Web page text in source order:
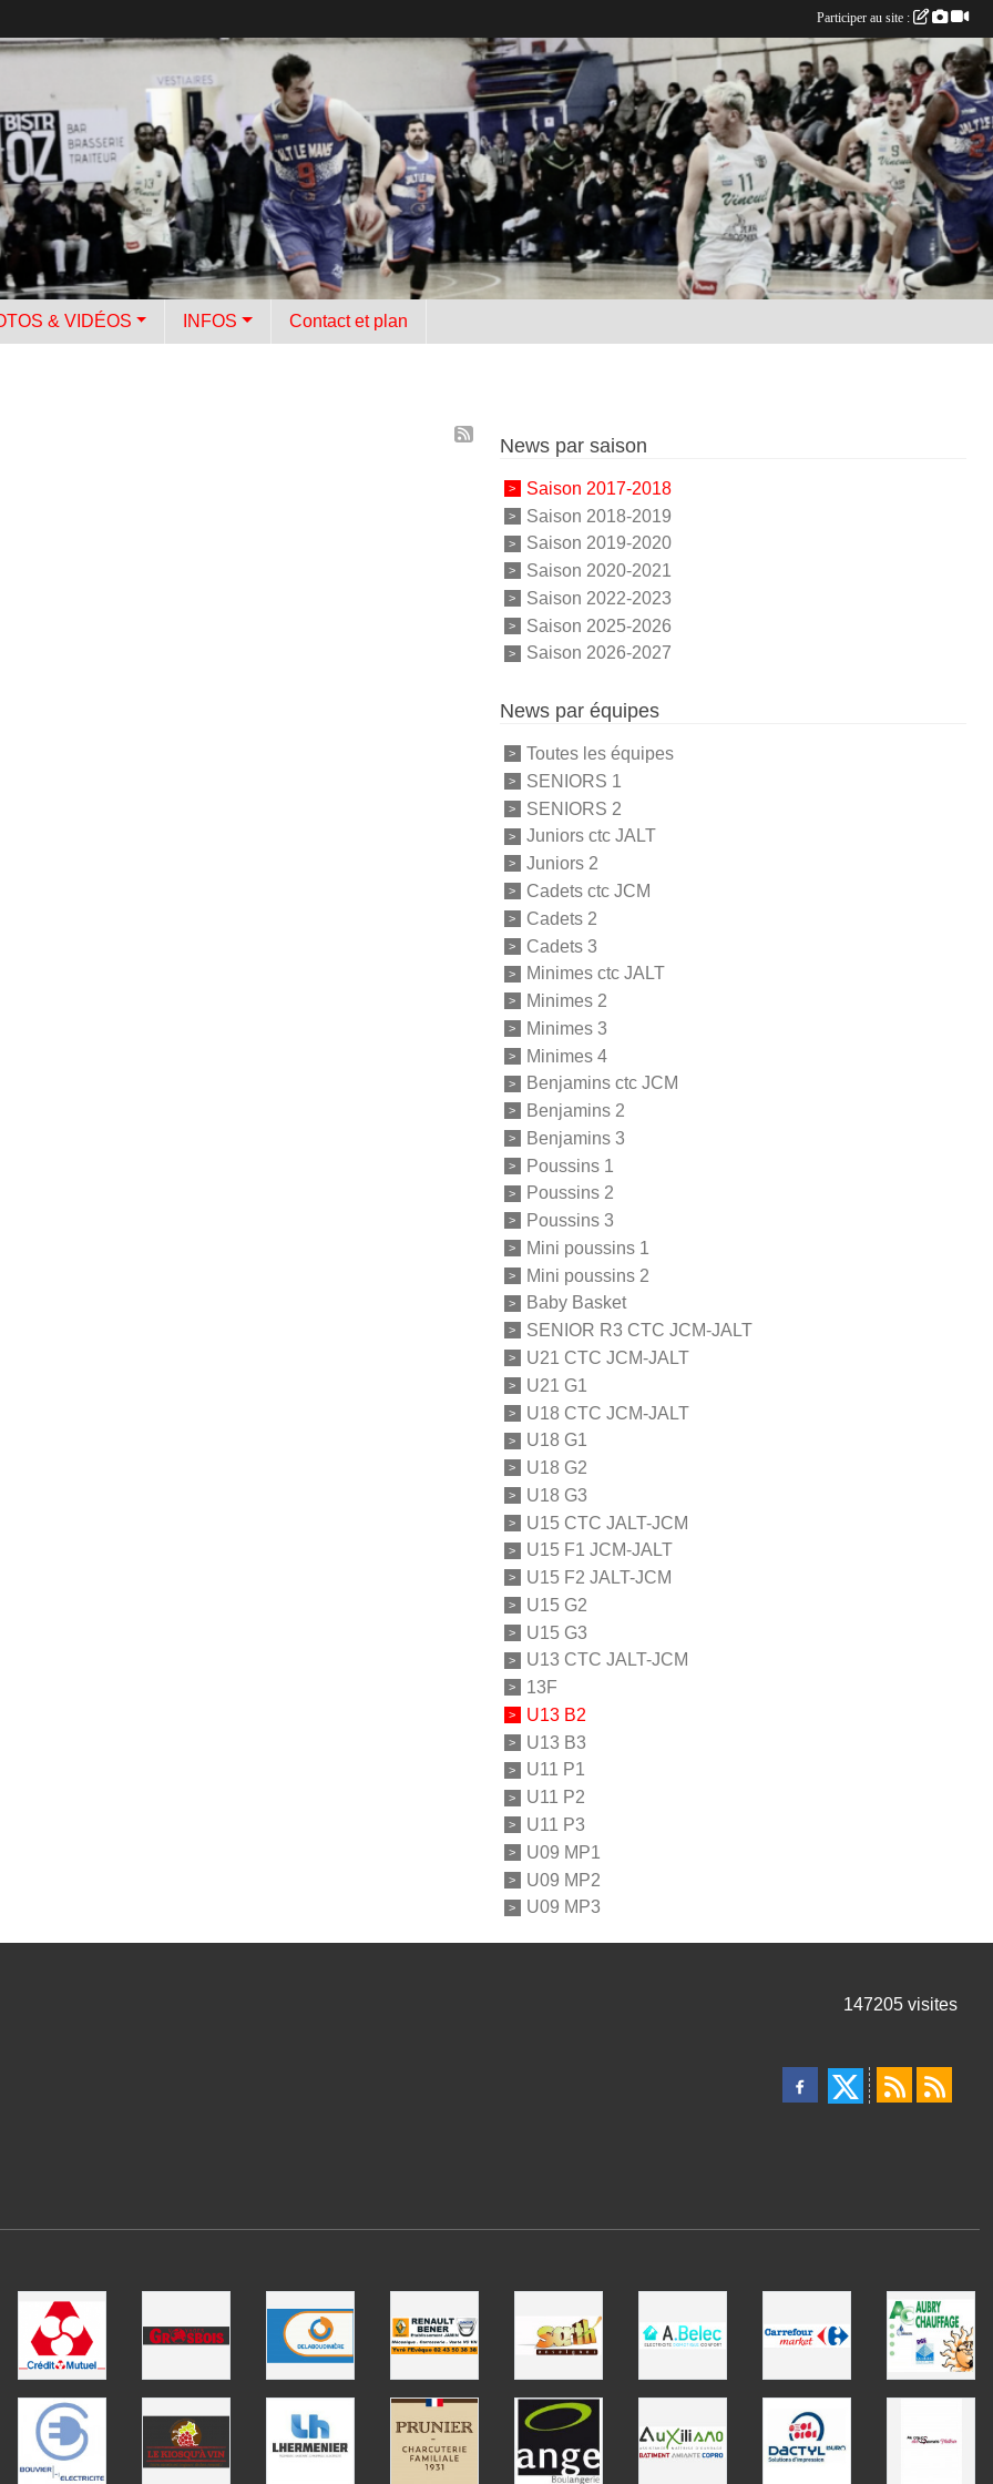
& VIDÉOS INFOS Contact et plan
News par saison
Saison 2017-2018
Saison 2018-2019
Saison 2019-2020
Saison 2020-2021
Saison 2022-2023
Saison 2025-2026
Saison 2026-2027
News par équipes
Toutes les équipes
SENIORS 1
SENIORS 2
Juniors ctc JALT
Juniors 2
Cadets ctc JCM
Cadets 2
Cadets 3
Minimes ctc JALT
Minimes 2
Minimes 3
Minimes 4
Benjamins ctc JCM
Benjamins 2
Benjamins 3
Poussins 1
Poussins 2
Poussins 3
Mini poussins 1
Mini poussins 2
Baby Basket
SENIOR R3 CTC JCM-JALT
U21 CTC JCM-JALT
U21 G1
U18 CTC JCM-JALT
U18 G1
U18 G2
U18 G3
U15 CTC JALT-JCM
U15 F1 JCM-JALT
U15 F2 JALT-JCM
U15 G2
U15 G3
U13 CTC JALT-JCM
13F
U13 B2
U13 B3
U11 P1
U11 P2
U11 P3
U09 MP1
U09 MP2
U09 MP3
147205 visites
Participer au site :